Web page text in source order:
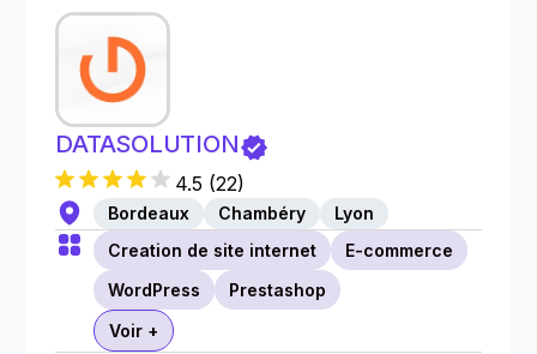
DATASOLUTION
4.5 (22)
Bordeaux Chambéry
Lyon
Creation de site internet
E-commerce
WordPress
Prestashop
Voir +